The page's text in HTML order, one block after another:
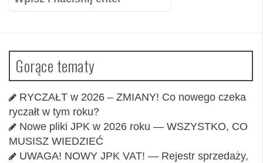
Gorące tematy
RYCZAŁT w 2026 – ZMIANY! Co nowego czeka
ryczałt w tym roku?
Nowe pliki JPK w 2026 roku — WSZYSTKO, CO
MUSISZ WIEDZIEĆ
UWAGA! NOWY JPK VAT! — Rejestr sprzedaży,